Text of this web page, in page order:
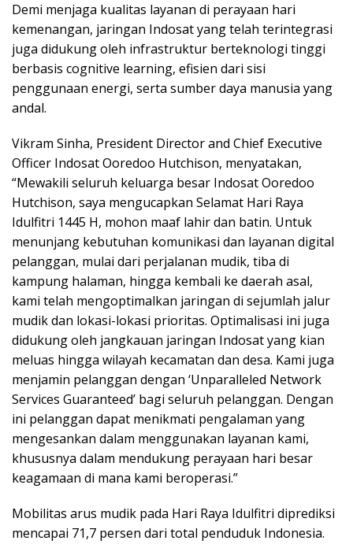
Demi menjaga kualitas layanan di perayaan hari
kemenangan, jaringan Indosat yang telah terintegrasi
juga didukung oleh infrastruktur berteknologi tinggi
berbasis cognitive learning, efisien dari sisi
penggunaan energi, serta sumber daya manusia yang
andal.
Vikram Sinha, President Director and Chief Executive
Officer Indosat Ooredoo Hutchison, menyatakan,
“Mewakili seluruh keluarga besar Indosat Ooredoo
Hutchison, saya mengucapkan Selamat Hari Raya
Idulfitri 1445 H, mohon maaf lahir dan batin. Untuk
menunjang kebutuhan komunikasi dan layanan digital
pelanggan, mulai dari perjalanan mudik, tiba di
kampung halaman, hingga kembali ke daerah asal,
kami telah mengoptimalkan jaringan di sejumlah jalur
mudik dan lokasi-lokasi prioritas. Optimalisasi ini juga
didukung oleh jangkauan jaringan Indosat yang kian
meluas hingga wilayah kecamatan dan desa. Kami juga
menjamin pelanggan dengan ‘Unparalleled Network
Services Guaranteed’ bagi seluruh pelanggan. Dengan
ini pelanggan dapat menikmati pengalaman yang
mengesankan dalam menggunakan layanan kami,
khususnya dalam mendukung perayaan hari besar
keagamaan di mana kami beroperasi.”
Mobilitas arus mudik pada Hari Raya Idulfitri diprediksi
mencapai 71,7 persen dari total penduduk Indonesia.